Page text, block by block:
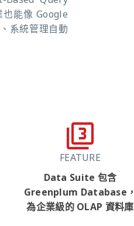
能像 Google
系統管理自動
FEATURE
Data Suite 包含
Greenplum Database，
為企業級的 OLAP 資料庫